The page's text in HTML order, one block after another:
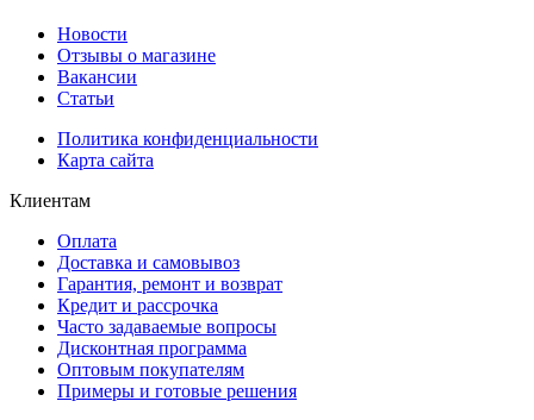
Новости
Отзывы о магазине
Вакансии
Статьи
Политика конфиденциальности
Карта сайта
Клиентам
Оплата
Доставка и самовывоз
Гарантия, ремонт и возврат
Кредит и рассрочка
Часто задаваемые вопросы
Дисконтная программа
Оптовым покупателям
Примеры и готовые решения